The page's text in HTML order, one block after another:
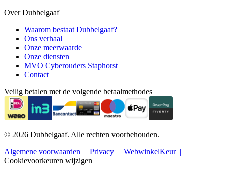
Over Dubbelgaaf
Waarom bestaat Dubbelgaaf?
Ons verhaal
Onze meerwaarde
Onze diensten
MVO Cyberouders Staphorst
Contact
Veilig betalen met de volgende betaalmethodes
© 2026 Dubbelgaaf. Alle rechten voorbehouden.
Algemene voorwaarden
Privacy
WebwinkelKeur
Cookievoorkeuren wijzigen